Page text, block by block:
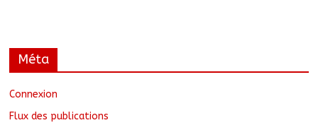
Méta
Connexion
Flux des publications